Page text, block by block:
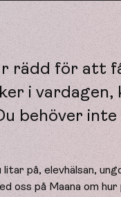
rädd för att
i vardagen,
behöver
på, elevhälsan,
oss på Maana om hur